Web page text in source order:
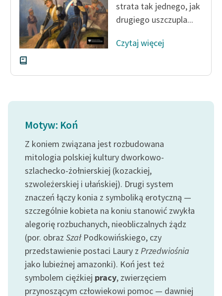
strata tak jednego, jak
drugiego uszczupla...
Czytaj więcej
Motyw: Koń
Z koniem związana jest rozbudowana
mitologia polskiej kultury dworkowo-
szlachecko-żołnierskiej (kozackiej,
szwoleżerskiej i ułańskiej). Drugi system
znaczeń łączy konia z symboliką erotyczną —
szczególnie kobieta na koniu stanowić zwykła
alegorię rozbuchanych, nieobliczalnych żądz
(por. obraz SzałPodkowińskiego, czy
przedstawienie postaci Laury z Przedwiośnia
jako lubieżnej amazonki). Koń jest też
symbolem ciężkiej pracy, zwierzęciem
przynoszącym człowiekowi pomoc — dawniej